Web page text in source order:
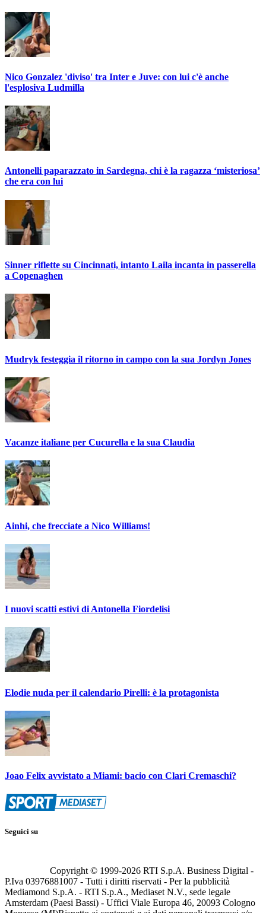
Nico Gonzalez 'diviso' tra Inter e Juve: con lui c'è anche
l'esplosiva Ludmilla
Antonelli paparazzato in Sardegna, chi è la ragazza ‘misteriosa’
che era con lui
Sinner riflette su Cincinnati, intanto Laila incanta in passerella
a Copenaghen
Mudryk festeggia il ritorno in campo con la sua Jordyn Jones
Vacanze italiane per Cucurella e la sua Claudia
Ainhi, che frecciate a Nico Williams!
I nuovi scatti estivi di Antonella Fiordelisi
Elodie nuda per il calendario Pirelli: è la protagonista
Joao Felix avvistato a Miami: bacio con Clari Cremaschi?
Seguici su
Copyright © 1999-2026 RTI S.p.A. Business Digital -
P.Iva 03976881007 - Tutti i diritti riservati - Per la pubblicità
Mediamond S.p.A. - RTI S.p.A., Mediaset N.V., sede legale
Amsterdam (Paesi Bassi) - Uffici Viale Europa 46, 20093 Cologno